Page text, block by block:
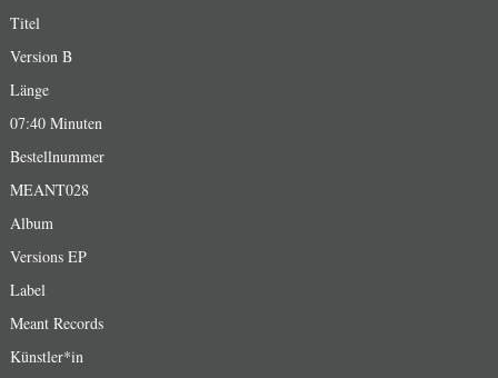
Titel
Version B
Länge
07:40 Minuten
Bestellnummer
MEANT028
Album
Versions EP
Label
Meant Records
Künstler*in